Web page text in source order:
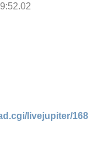
livejupiter/168